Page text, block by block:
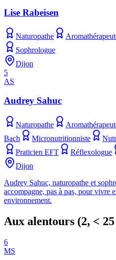
Lise Rabeisen
Naturopathe
Sophrologue
Dijon
5
AS
Audrey Sahuc
Naturopathe
Bach
Micronutritionniste
Praticien EFT
Réflexologue
Dijon
Audrey Sahuc, naturopathe et
accompagne, pas à pas, pour vivre
environnement.
Aux alentours (2, <
6
MS